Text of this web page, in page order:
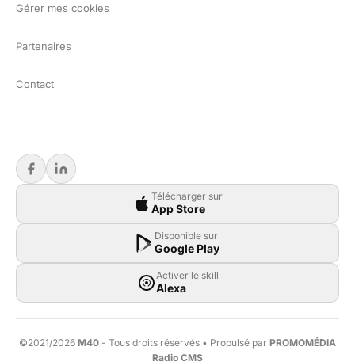
Gérer mes cookies
Partenaires
Contact
Télécharger sur
App Store
Disponible sur
Google Play
Activer le skill
Alexa
©2021/2026 M40 - Tous droits réservés • Propulsé par PROMOMÉDIA
Radio CMS